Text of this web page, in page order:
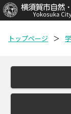
トップページ ＞